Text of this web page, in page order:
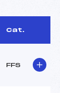
Cat.
FFS